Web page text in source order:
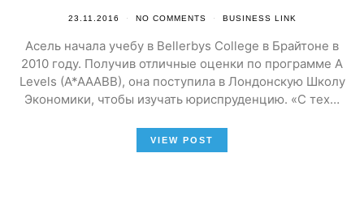
23.11.2016 NO COMMENTS BUSINESS LINK
Асель начала учебу в Bellerbys College в Брайтоне в
2010 году. Получив отличные оценки по программе A
Levels (A*AAABB), она поступила в Лондонскую Школу
Экономики, чтобы изучать юриспруденцию. «С тех…
VIEW POST